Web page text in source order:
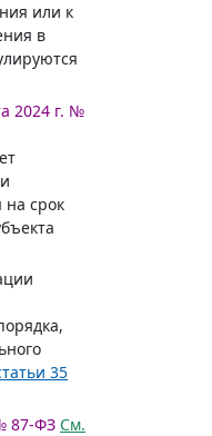
или к
в
2024 г. №
на срок
35
87-ФЗ См.